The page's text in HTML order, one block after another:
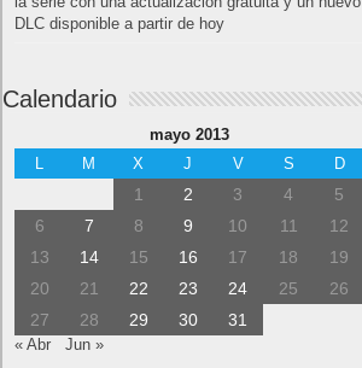
DLC disponible a partir de hoy
Calendario
mayo 2013
L
M X J V S D
1 2 3 4
5
6
7 8 9 10 11
12
13
14 15 16 17 18
19
20
21 22 23 24 25
26
27
28 29 30 31
« Abr Jun »